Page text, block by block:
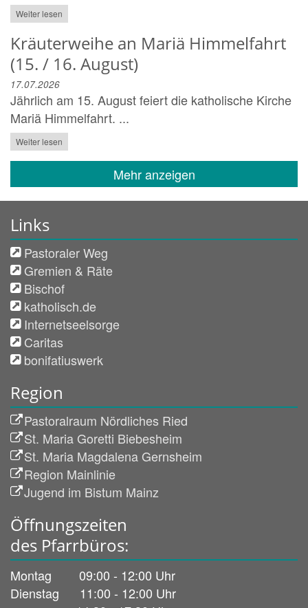
Weiter lesen
Kräuterweihe an Mariä Himmelfahrt
(15. / 16. August)
17.07.2026
Jährlich am 15. August feiert die katholische Kirche
Mariä Himmelfahrt. ...
Weiter lesen
Mehr anzeigen
Links
Pastoraler Weg
Gremien & Räte
Bischof
katholisch.de
Internetseelsorge
Caritas
bonifatiuswerk
Region
Pastoralraum Nördliches Ried
St. Maria Goretti Biebesheim
St. Maria Magdalena Gernsheim
Region Mainlinie
Jugend im Bistum Mainz
Öffnungszeiten
des Pfarrbüros:
Montag 09:00 - 12:00 Uhr
Dienstag 11:00 - 12:00 Uhr